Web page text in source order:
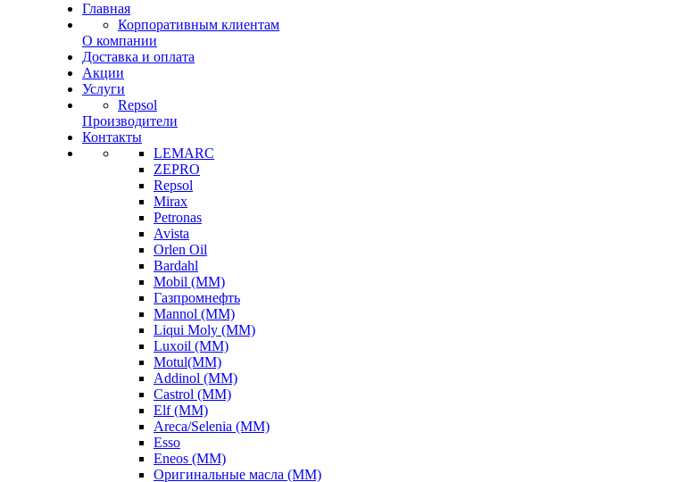
Главная
Корпоративным клиентам
О компании
Доставка и оплата
Акции
Услуги
Repsol
Производители
Контакты
LEMARC
ZEPRO
Repsol
Mirax
Petronas
Avista
Orlen Oil
Bardahl
Mobil (ММ)
Газпромнефть
Mannol (ММ)
Liqui Moly (ММ)
Luxoil (ММ)
Motul(ММ)
Addinol (ММ)
Castrol (ММ)
Elf (ММ)
Areca/Selenia (ММ)
Esso
Eneos (ММ)
Оригинальные масла (ММ)